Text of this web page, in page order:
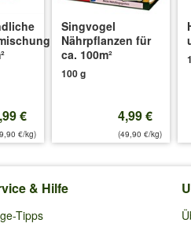
€
€/kg)
Singvogel
Nährpflanzen für
ca. 100m²
100 g
4,99 €
(49,90 €/kg)
& Hilfe
Tipps